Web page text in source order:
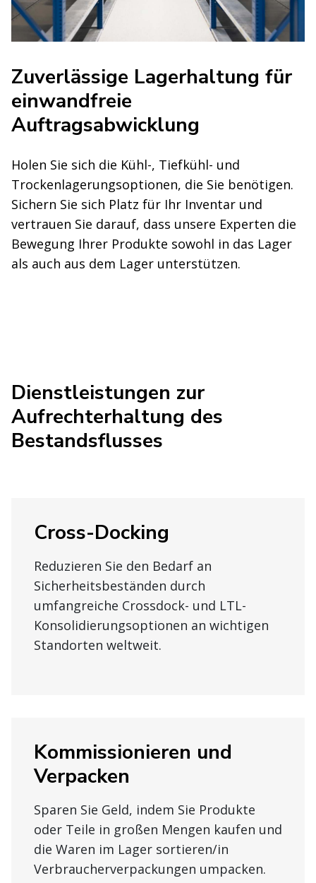
Zuverlässige Lagerhaltung für
einwandfreie
Auftragsabwicklung
Holen Sie sich die Kühl-, Tiefkühl- und
Trockenlagerungsoptionen, die Sie benötigen.
Sichern Sie sich Platz für Ihr Inventar und
vertrauen Sie darauf, dass unsere Experten die
Bewegung Ihrer Produkte sowohl in das Lager
als auch aus dem Lager unterstützen.
Dienstleistungen zur
Aufrechterhaltung des
Bestandsflusses
Cross-Docking
Reduzieren Sie den Bedarf an
Sicherheitsbeständen durch
umfangreiche Crossdock- und LTL-
Konsolidierungsoptionen an wichtigen
Standorten weltweit.
Kommissionieren und
Verpacken
Sparen Sie Geld, indem Sie Produkte
oder Teile in großen Mengen kaufen und
die Waren im Lager sortieren/in
Verbraucherverpackungen umpacken.